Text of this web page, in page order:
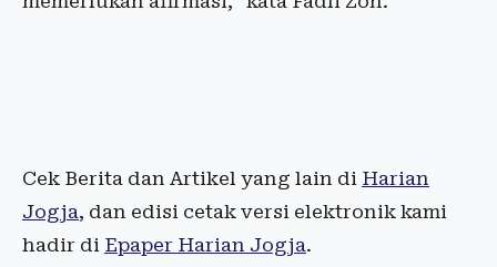
Cek Berita dan Artikel yang lain di Harian
Jogja, dan edisi cetak versi elektronik kami
hadir di Epaper Harian Jogja.